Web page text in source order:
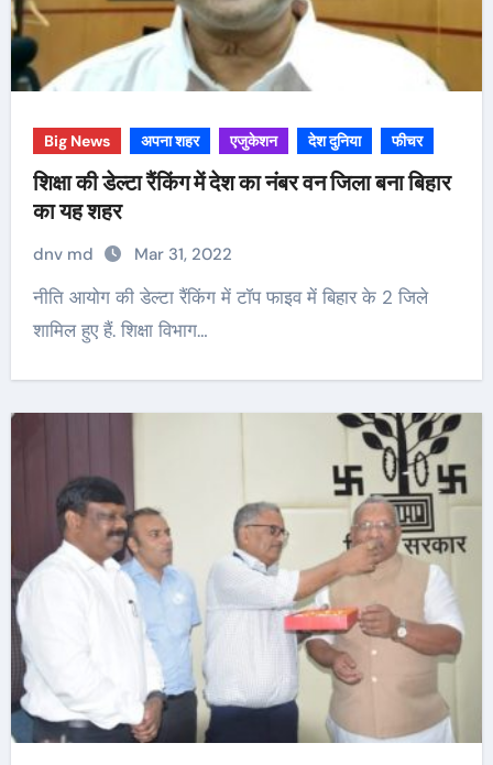
Big News अपना शहर एजुकेशन देश दुनिया फीचर
शिक्षा की डेल्टा रैंकिंग में देश का नंबर वन जिला बना बिहार
का यह शहर
dnv md Mar 31, 2022
नीति आयोग की डेल्टा रैंकिंग में टॉप फाइव में बिहार के 2 जिले
शामिल हुए हैं. शिक्षा विभाग…